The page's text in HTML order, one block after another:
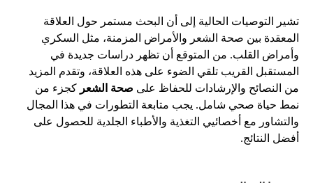
تشير التوصيات الحالية إلى أن البحث مستمر حول العلاقة
المعقدة بين صحة الشعر والأمراض المزمنة، مثل السكري
وأمراض القلب. من المتوقع أن تظهر دراسات جديدة في
المستقبل القريب تلقي الضوء على هذه العلاقة، وتقدم المزيد
من النصائح والإرشادات للحفاظ على صحة الشعر كجزء من
نمط حياة صحي شامل. يجب متابعة التطورات في هذا المجال
والتشاور مع أخصائيي التغذية والأطباء الجلدية للحصول على
أفضل النتائج.